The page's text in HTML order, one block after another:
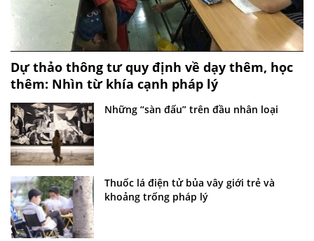
Dự thảo thông tư quy định về dạy thêm, học
thêm: Nhìn từ khía cạnh pháp lý
Những “sàn đấu” trên đầu nhân loại
Thuốc lá điện tử bủa vây giới trẻ và
khoảng trống pháp lý